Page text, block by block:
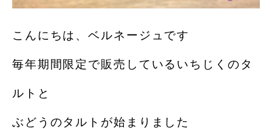
こんにちは、ベルネージュです
毎年期間限定で販売しているいちじくのタ
ルトと
ぶどうのタルトが始まりました